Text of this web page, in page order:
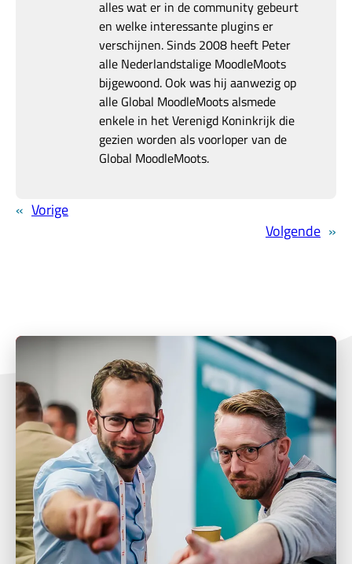
alles wat er in de community gebeurt
en welke interessante plugins er
verschijnen. Sinds 2008 heeft Peter
alle Nederlandstalige MoodleMoots
bijgewoond. Ook was hij aanwezig op
alle Global MoodleMoots alsmede
enkele in het Verenigd Koninkrijk die
gezien worden als voorloper van de
Global MoodleMoots.
« Vorige
Volgende »